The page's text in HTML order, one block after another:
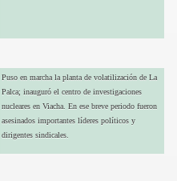
Puso en marcha la planta de volatilización de La
Palca; inauguró el centro de investigaciones
nucleares en Viacha. En ese breve periodo fueron
asesinados importantes líderes políticos y
dirigentes sindicales.